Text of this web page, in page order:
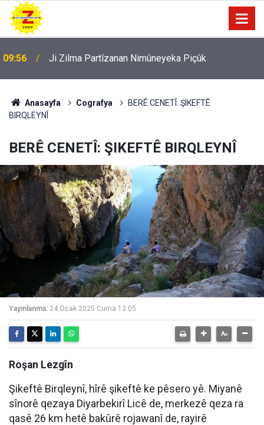
09:56 Ji Zilma Partîzanan Nimûneyeka Piçûk
Anasayfa Cografya
BERÊ CENETÎ: ŞIKEFTÊ
BIRQLEYNÎ
BERÊ CENETÎ: ŞIKEFTÊ BIRQLEYNÎ
Yayınlanma: 24 Ocak 2025 Cuma 12:05
Roşan Lezgîn
Şikeftê Birqleynî, hîrê şikeftê ke pêsero yê. Miyanê
sînorê qezaya Diyarbekirî Licê de, merkezê qeza ra
qasê 26 km hetê bakûrê rojawanî de, rayirê